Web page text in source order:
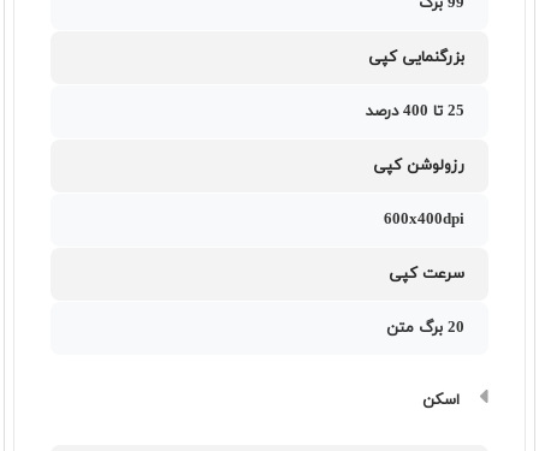
بزرگنمایی کپی
25 تا 400 درصد
رزولوشن کپی
600x400dpi
سرعت کپی
20 برگ متن
اسکن